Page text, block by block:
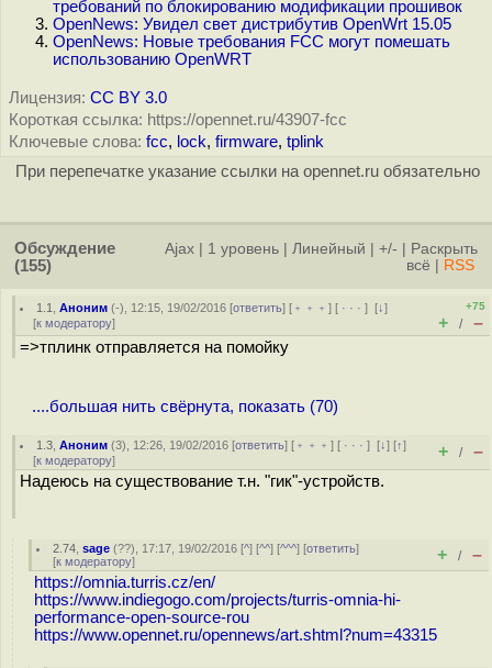
требований по блокированию модификации прошивок
OpenNews: Увидел свет дистрибутив OpenWrt 15.05
OpenNews: Новые требования FCC могут помешать
использованию OpenWRT
Лицензия: CC BY 3.0
Короткая ссылка: https://opennet.ru/43907-fcc
Ключевые слова: fcc, lock, firmware, tplink
При перепечатке указание ссылки на opennet.ru обязательно
Обсуждение
(155)
Ajax 1 уровень Линейный +/-
Раскрыть
всё
RSS
1.1 ,Аноним (-), 12:15, 19/02/2016 [ответить] [ ﹢﹢﹢] [ · · ·][↓]
[к модератору]
+75
+ / –
=>тплинк отправляется на помойку
....большая нить свёрнута, показать (70)
1.3 ,Аноним (3), 12:26, 19/02/2016 [ответить] [ ﹢﹢﹢] [ · · ·][↓] [↑]
[к модератору] + / –
Надеюсь на существование т.н. "гик"-устройств.
2.74 ,sage (??), 17:17, 19/02/2016 [^] [^^] [^^^] [ответить]
[к модератору] + / –
https://omnia.turris.cz/en/
https://www.indiegogo.com/projects/turris-omnia-hi-
performance-open-source-rou
https://www.opennet.ru/opennews/art.shtml?num=43315